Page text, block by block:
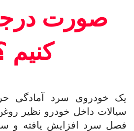
صورت
کنیم
یک خودروی سرد آمادگی
سیالات داخل خودرو نظیر
فصل سرد افزایش یافته و